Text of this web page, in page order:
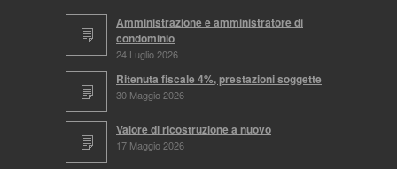
Amministrazione e amministratore di
condominio
24 Luglio 2026
Ritenuta fiscale 4%, prestazioni soggette
30 Maggio 2026
Valore di ricostruzione a nuovo
17 Maggio 2026